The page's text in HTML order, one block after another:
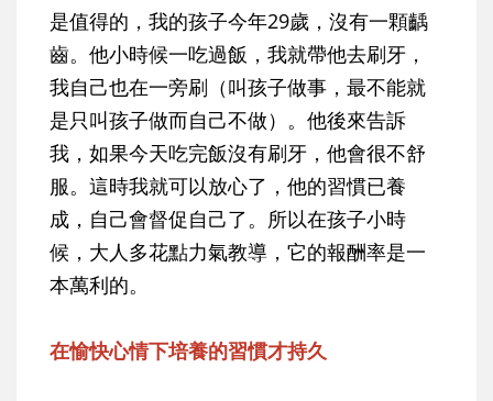
是值得的，我的孩子今年29歲，沒有一顆齲
齒。他小時候一吃過飯，我就帶他去刷牙，
我自己也在一旁刷（叫孩子做事，最不能就
是只叫孩子做而自己不做）。他後來告訴
我，如果今天吃完飯沒有刷牙，他會很不舒
服。這時我就可以放心了，他的習慣已養
成，自己會督促自己了。所以在孩子小時
候，大人多花點力氣教導，它的報酬率是一
本萬利的。
在愉快心情下培養的習慣才持久